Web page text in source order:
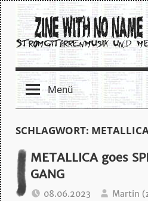
Zum
Inhalt
springen
zine
with
no
name
–
Menü
SCHLAGWORT:
METALLICA goes
GANG
08.06.2023
Martin